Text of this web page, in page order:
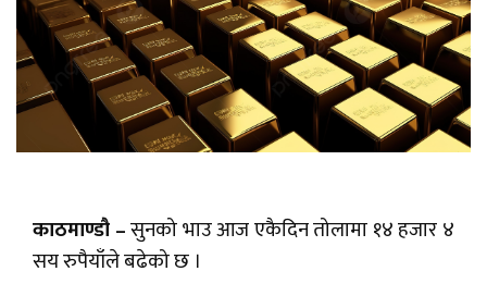
काठमाण्डौ –सुनको भाउ आज एकैदिन तोलामा १४ हजार ४
सय रुपैयाँले बढेको छ ।